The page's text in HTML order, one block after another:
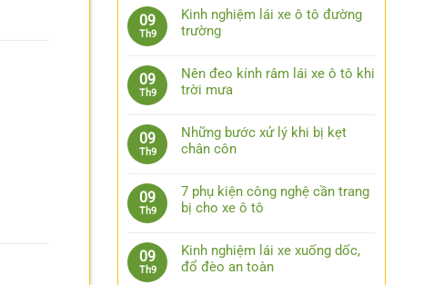
có
bình
Lái
xe
toàn
bằng
việc
sát
trước
15
09
Th9
Kinh nghiệm lái xe ô tô đường
trường
có
bình
Kinh
nghiệm
ô
tô
trường
09
Th9
Nên đeo kính râm lái xe ô tô khi
trời mưa
có
bình
Nên
đeo
râm
lái
xe
09
Th9
Những bước xử lý khi bị kẹt
chân côn
có
bình
luận
Những
bước
09
Th9
7 phụ kiện công nghệ cần trang
bị cho xe ô tô
có
bình
09
Th9
Kinh nghiệm lái xe xuống dốc,
đổ đèo an toàn